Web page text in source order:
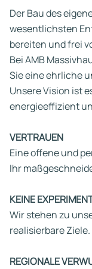
Der Bau des
wesentlichsten
bereiten und frei
Bei AMB
Sie eine ehrliche
Unsere Vision ist
energieeffizient
VERTRAUEN
Eine offene und
Ihr
KEINE
Wir stehen zu
realisierbare Ziele.
REGIONALE